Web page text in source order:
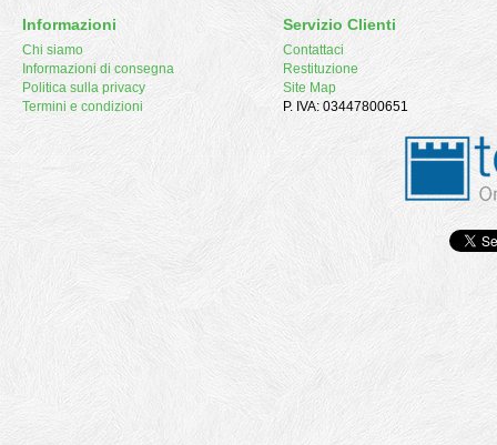
Informazioni
Chi siamo
Informazioni di consegna
Politica sulla privacy
Termini e condizioni
Servizio Clienti
Contattaci
Restituzione
Site Map
P. IVA: 03447800651